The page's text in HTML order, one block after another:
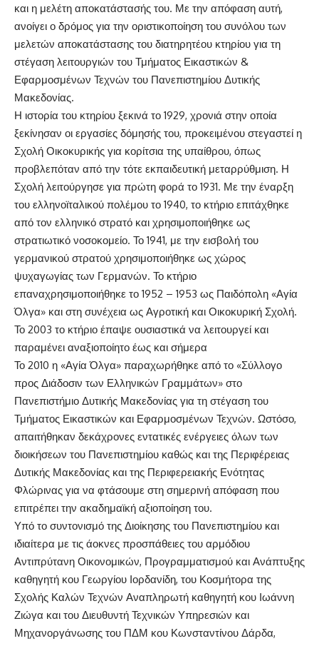
και η μελέτη αποκατάστασής του. Με την απόφαση αυτή,
ανοίγει ο δρόμος για την οριστικοποίηση του συνόλου των
μελετών αποκατάστασης του διατηρητέου κτηρίου για τη
στέγαση λειτουργιών του Τμήματος Εικαστικών &
Εφαρμοσμένων Τεχνών του Πανεπιστημίου Δυτικής
Μακεδονίας.
Η ιστορία του κτηρίου ξεκινά το 1929, χρονιά στην οποία
ξεκίνησαν οι εργασίες δόμησής του, προκειμένου στεγαστεί η
Σχολή Οικοκυρικής για κορίτσια της υπαίθρου, όπως
προβλεπόταν από την τότε εκπαιδευτική μεταρρύθμιση. Η
Σχολή λειτούργησε για πρώτη φορά το 1931. Με την έναρξη
του ελληνοϊταλικού πολέμου το 1940, το κτήριο επιτάχθηκε
από τον ελληνικό στρατό και χρησιμοποιήθηκε ως
στρατιωτικό νοσοκομείο. Το 1941, με την εισβολή του
γερμανικού στρατού χρησιμοποιήθηκε ως χώρος
ψυχαγωγίας των Γερμανών. Το κτήριο
επαναχρησιμοποιήθηκε το 1952 – 1953 ως Παιδόπολη «Αγία
Όλγα» και στη συνέχεια ως Αγροτική και Οικοκυρική Σχολή.
Το 2003 το κτήριο έπαψε ουσιαστικά να λειτουργεί και
παραμένει αναξιοποίητο έως και σήμερα
Το 2010 η «Αγία Όλγα» παραχωρήθηκε από το «Σύλλογο
προς Διάδοσιν των Ελληνικών Γραμμάτων» στο
Πανεπιστήμιο Δυτικής Μακεδονίας για τη στέγαση του
Τμήματος Εικαστικών και Εφαρμοσμένων Τεχνών. Ωστόσο,
απαιτήθηκαν δεκάχρονες εντατικές ενέργειες όλων των
διοικήσεων του Πανεπιστημίου καθώς και της Περιφέρειας
Δυτικής Μακεδονίας και της Περιφερειακής Ενότητας
Φλώρινας για να φτάσουμε στη σημερινή απόφαση που
επιτρέπει την ακαδημαϊκή αξιοποίηση του.
Υπό το συντονισμό της Διοίκησης του Πανεπιστημίου και
ιδιαίτερα με τις άοκνες προσπάθειες του αρμόδιου
Αντιπρύτανη Οικονομικών, Προγραμματισμού και Ανάπτυξης
καθηγητή κου Γεωργίου Ιορδανίδη, του Κοσμήτορα της
Σχολής Καλών Τεχνών Αναπληρωτή καθηγητή κου Ιωάννη
Ζιώγα και του Διευθυντή Τεχνικών Υπηρεσιών και
Μηχανοργάνωσης του ΠΔΜ κου Κωνσταντίνου Δάρδα,